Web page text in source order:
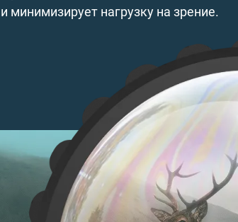
и минимизирует нагрузку на зрение.